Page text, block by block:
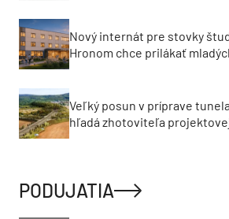
Nový internát pre stovky
Hronom chce prilákať
Veľký posun v príprave
hľadá zhotoviteľa
PODUJATIA